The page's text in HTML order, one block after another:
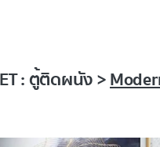
: ตู้ติดผนัง >